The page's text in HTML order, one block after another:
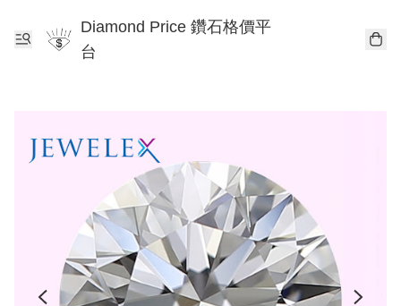
Diamond Price 鑽石格價平
台